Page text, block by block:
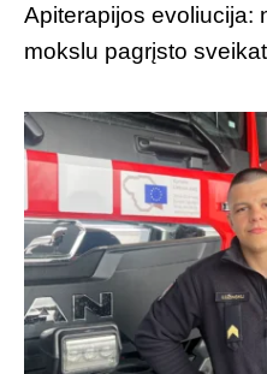
Apiterapijos evoliucija:
mokslu pagrįsto